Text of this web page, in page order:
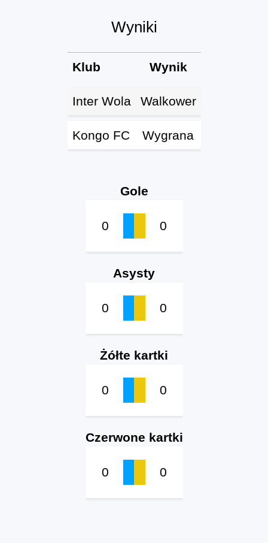
Wyniki
Klub Wynik
Inter Wola Walkower
Kongo FC Wygrana
Gole
0 0
Asysty
0 0
Żółte kartki
0 0
Czerwone kartki
0 0